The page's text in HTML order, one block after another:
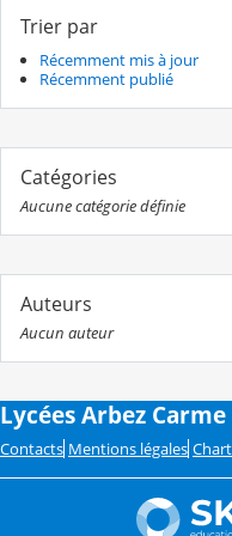
Trier par
Récemment mis à jour
Récemment publié
Catégories
Aucune catégorie définie
Auteurs
Aucun auteur
Lycées Arbez
Contacts Mentions légales